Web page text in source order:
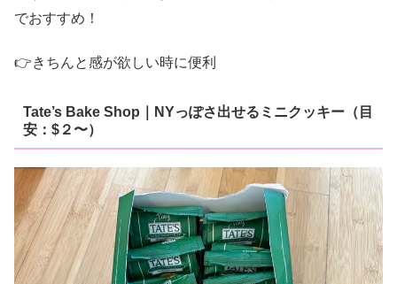
でおすすめ！
👉きちんと感が欲しい時に便利
Tate’s Bake Shop｜NYっぽさ出せるミニクッキー（目
安：$２〜）